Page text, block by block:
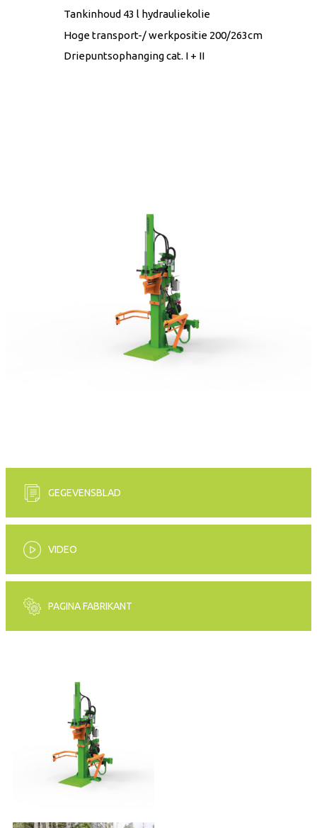
GEGEVENSBLAD
VIDEO
PAGINA FABRIKANT
Tankinhoud 43 l hydrauliekolie
Hoge transport-/ werkpositie 200/263cm
Driepuntsophanging cat. I + II